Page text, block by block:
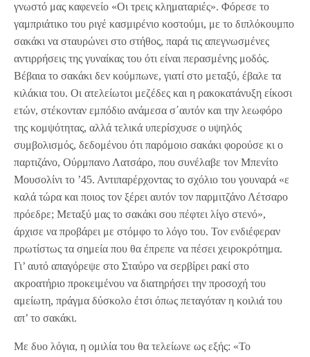
γνωστό μας καφενείο «Οι τρεις κληματαριές». Φόρεσε το
γαμπριάτικο του ριγέ κασμιρένιο κοστούμι, με το διπλόκουμπο
σακάκι να σταυρώνει στο στήθος, παρά τις απεγνωσμένες
αντιρρήσεις της γυναίκας του ότι είναι περασμένης μοδός.
Βέβαια το σακάκι δεν κούμπωνε, γιατί στο μεταξύ, έβαλε τα
κιλάκια του. Οι ατελείωτοι μεζέδες και η ρακοκατάνυξη είκοσι
ετών, στέκονταν εμπόδιο ανάμεσα σ΄αυτόν και την λεωφόρο
της κομψότητας, αλλά τελικά υπερίσχυσε ο υψηλός
συμβολισμός, δεδομένου ότι παρόμοιο σακάκι φορούσε κι ο
παρτιζάνο, Ούρμπανο Λατσάρο, που συνέλαβε τον Μπενίτο
Μουσολίνι το ’45. Αντιπαρέρχοντας το σχόλιο του γουναρά «ε
καλά τώρα και ποιος τον ξέρει αυτόν τον παρμιτζάνο Λέτσαρο
πρόεδρε; Μεταξύ μας το σακάκι σου πέφτει λίγο στενό»,
άρχισε να προβάρει με στόμφο το λόγο του. Τον ενδιέφεραν
πρωτίστως τα σημεία που θα έπρεπε να πέσει χειροκρότημα.
Γι’ αυτό απαγόρεψε στο Σταύρο να σερβίρει ρακί στο
ακροατήριο προκειμένου να διατηρήσει την προσοχή του
αμείωτη, πράγμα δύσκολο έτσι όπως πεταγόταν η κοιλιά του
απ’ το σακάκι.
Με δυο λόγια, η ομιλία του θα τελείωνε ως εξής: «Το